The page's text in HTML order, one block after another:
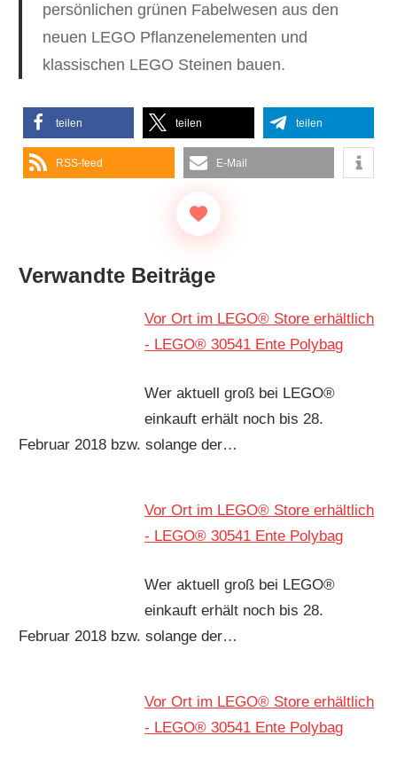
persönlichen grünen Fabelwesen aus den
neuen LEGO Pflanzenelementen und
klassischen LEGO Steinen bauen.
teilen teilen teilen
RSS-feed E-Mail
Verwandte Beiträge
Vor Ort im LEGO® Store erhältlich
- LEGO® 30541 Ente Polybag
Wer aktuell groß bei LEGO®
einkauft erhält noch bis 28.
Februar 2018 bzw. solange der…
Vor Ort im LEGO® Store erhältlich
- LEGO® 30541 Ente Polybag
Wer aktuell groß bei LEGO®
einkauft erhält noch bis 28.
Februar 2018 bzw. solange der…
Vor Ort im LEGO® Store erhältlich
- LEGO® 30541 Ente Polybag